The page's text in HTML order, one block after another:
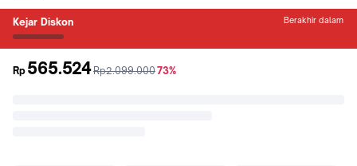
Kejar Diskon Berakhir dalam
Rp 565.524sebelum
Rp2.099.000diskon
73%